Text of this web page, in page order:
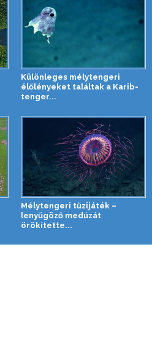
Különleges mélytengeri
élőlényeket találtak a Karib-
tenger...
Mélytengeri tűzijáték –
lenyűgöző medúzát
örökítette...